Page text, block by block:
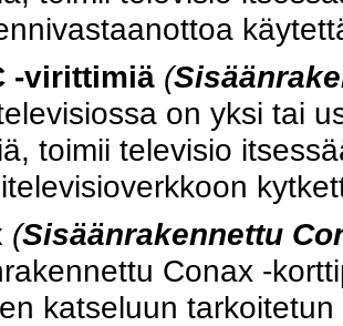
-virittimiä (
on yksi tai
toimii televisio
(Sisäänrakennettu
Conax -
katseluun